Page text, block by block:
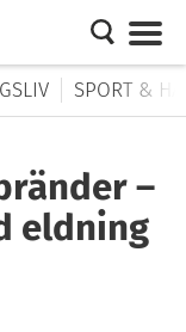
SPORT &
–
eldning